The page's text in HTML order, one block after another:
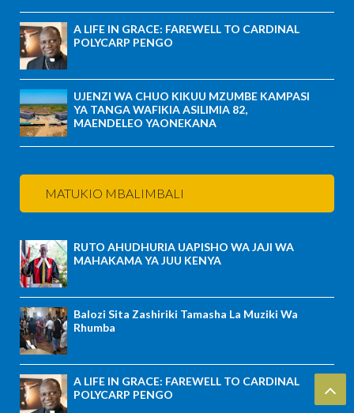
A LIFE IN GRACE: FAREWELL TO CARDINAL
POLYCARP PENGO
UJENZI WA CHUO KIKUU MZUMBE KAMPASI
YA TANGA WAFIKIA ASILIMIA 82,
MAENDELEO YAONEKANA
MATUKIO MBALIMBALI
RUTO AHUDHURIA UAPISHO WA JAJI WA
MAHAKAMA YA JUU KENYA
Balozi Sita Zashiriki Tamasha La Muziki Wa
Rhumba
A LIFE IN GRACE: FAREWELL TO CARDINAL
POLYCARP PENGO